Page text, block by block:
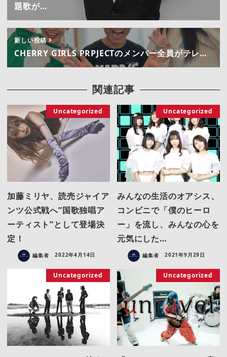
題歌が…
新しい投稿
CHERRY GIRLS PRPJECTのメンバー全員がテレ…
関連記事
Uncategorized
加藤ミリヤ、読売ジャイア
ンツ公式戦へ”国歌独唱ア
ーティスト”として登場決
定！
編集者 2022年4月14日
Uncategorized
みんなの生活のオアシス、
コンビニで「僕のヒーロ
ー」を流し、みんなの心を
元気にした…
編集者 2021年9月29日
Uncategorized Uncategorized